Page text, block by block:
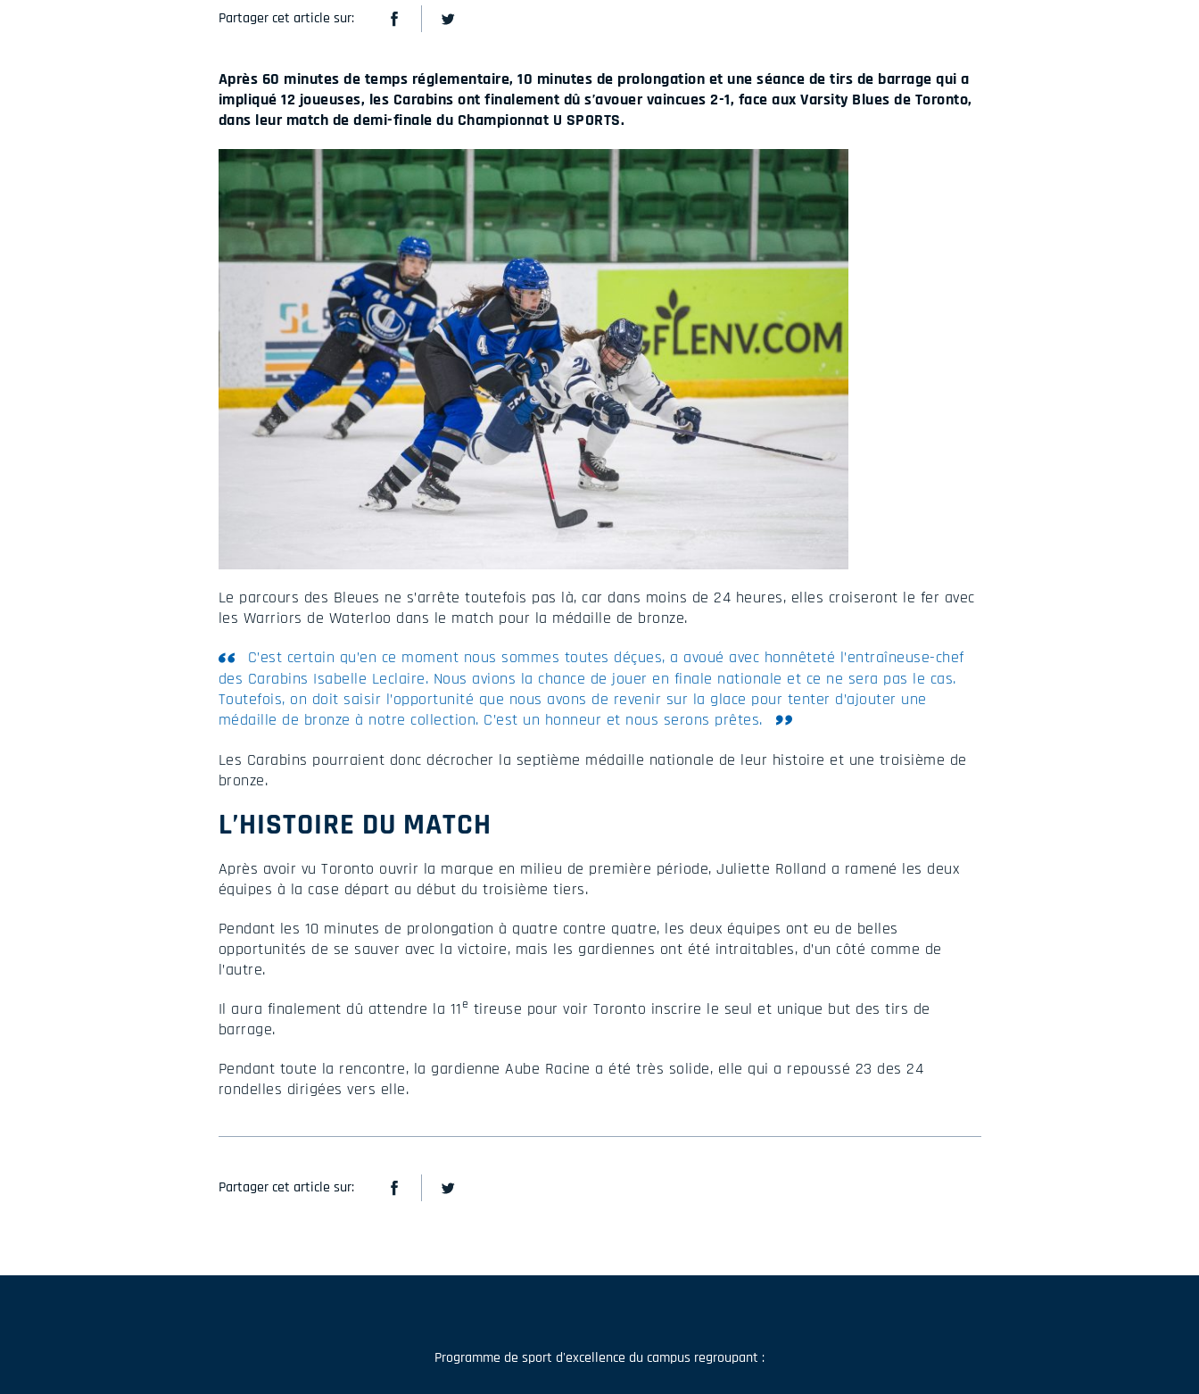
Partager cet article sur:
Après 60 minutes de temps réglementaire, 10 minutes de prolongation et une séance de tirs de barrage qui a
impliqué 12 joueuses, les Carabins ont finalement dû s’avouer vaincues 2-1, face aux Varsity Blues de Toronto,
dans leur match de demi-finale du Championnat U SPORTS.
Le parcours des Bleues ne s’arrête toutefois pas là, car dans moins de 24 heures, elles croiseront le fer avec
les Warriors de Waterloo dans le match pour la médaille de bronze.
C’est certain qu’en ce moment nous sommes toutes déçues, a avoué avec honnêteté l’entraîneuse-chef
des Carabins Isabelle Leclaire. Nous avions la chance de jouer en finale nationale et ce ne sera pas le cas.
Toutefois, on doit saisir l’opportunité que nous avons de revenir sur la glace pour tenter d’ajouter une
médaille de bronze à notre collection. C’est un honneur et nous serons prêtes.
Les Carabins pourraient donc décrocher la septième médaille nationale de leur histoire et une troisième de
bronze.
L’HISTOIRE DU MATCH
Après avoir vu Toronto ouvrir la marque en milieu de première période, Juliette Rolland a ramené les deux
équipes à la case départ au début du troisième tiers.
Pendant les 10 minutes de prolongation à quatre contre quatre, les deux équipes ont eu de belles
opportunités de se sauver avec la victoire, mais les gardiennes ont été intraitables, d’un côté comme de
l’autre.
Il aura finalement dû attendre la 11e tireuse pour voir Toronto inscrire le seul et unique but des tirs de
barrage.
Pendant toute la rencontre, la gardienne Aube Racine a été très solide, elle qui a repoussé 23 des 24
rondelles dirigées vers elle.
Partager cet article sur:
Programme de sport d'excellence du campus regroupant :